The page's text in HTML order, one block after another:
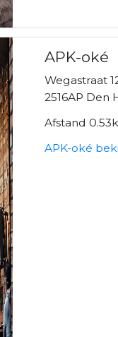
APK-oké
Wegastraat
2516AP Den
Afstand
APK-oké